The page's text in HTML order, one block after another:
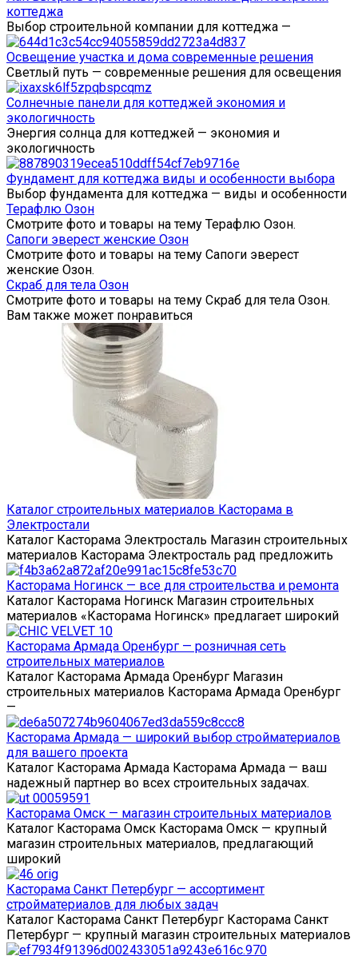
коттеджа
Выбор строительной компании для коттеджа —
Освещение участка и дома современные решения
Светлый путь — современные решения для освещения
Солнечные панели для коттеджей экономия и
экологичность
Энергия солнца для коттеджей — экономия и
экологичность
Фундамент для коттеджа виды и особенности выбора
Выбор фундамента для коттеджа — виды и особенности
Терафлю Озон
Смотрите фото и товары на тему Терафлю Озон.
Сапоги эверест женские Озон
Смотрите фото и товары на тему Сапоги эверест
женские Озон.
Скраб для тела Озон
Смотрите фото и товары на тему Скраб для тела Озон.
Вам также может понравиться
Каталог строительных материалов Касторама в
Электростали
Каталог Касторама Электросталь Магазин строительных
материалов Касторама Электросталь рад предложить
Касторама Ногинск — все для строительства и ремонта
Каталог Касторама Ногинск Магазин строительных
материалов «Касторама Ногинск» предлагает широкий
Касторама Армада Оренбург — розничная сеть
строительных материалов
Каталог Касторама Армада Оренбург Магазин
строительных материалов Касторама Армада Оренбург
—
Касторама Армада — широкий выбор стройматериалов
для вашего проекта
Каталог Касторама Армада Касторама Армада — ваш
надежный партнер во всех строительных задачах.
Касторама Омск — магазин строительных материалов
Каталог Касторама Омск Касторама Омск — крупный
магазин строительных материалов, предлагающий
широкий
Касторама Санкт Петербург — ассортимент
стройматериалов для любых задач
Каталог Касторама Санкт Петербург Касторама Санкт
Петербург — крупный магазин строительных материалов